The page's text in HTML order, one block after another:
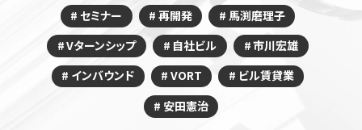
セミナー
再開発
馬渕磨理子
Vターンシップ
自社ビル
市川宏雄
インバウンド
VORT
ビル賃貸業
安田憲治